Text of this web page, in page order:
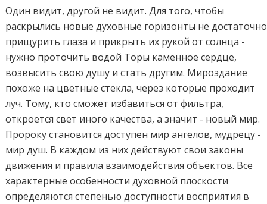
Один видит, другой не видит. Для того, чтобы
раскрылись новые духовные горизонты не достаточно
прищурить глаза и прикрыть их рукой от солнца -
нужно проточить водой Торы каменное сердце,
возвысить свою душу и стать другим. Мироздание
похоже на цветные стекла, через которые проходит
луч. Тому, кто сможет избавиться от фильтра,
откроется свет иного качества, а значит - новый мир.
Пророку становится доступен мир ангелов, мудрецу -
мир душ. В каждом из них действуют свои законы
движения и правила взаимодействия объектов. Все
характерные особенности духовной плоскости
определяются степенью доступности восприятия в